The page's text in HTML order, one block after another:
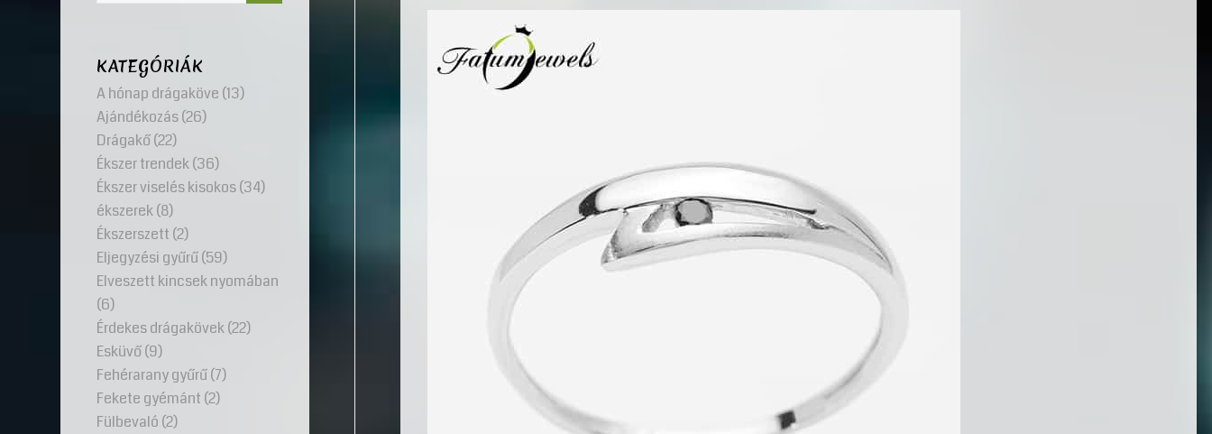
KATEGÓRIÁK
A hónap drágaköve (13)
Ajándékozás(26)
Drágakő(22)
Ékszer trendek(36)
Ékszer viselés kisokos(34)
ékszerek(8)
Ékszerszett (2)
Eljegyzési gyűrű(59)
Elveszett kincsek nyomában
(6)
Érdekes drágakövek(22)
Esküvő(9)
Fehérarany gyűrű(7)
Fekete gyémánt (2)
Fülbevaló (2)